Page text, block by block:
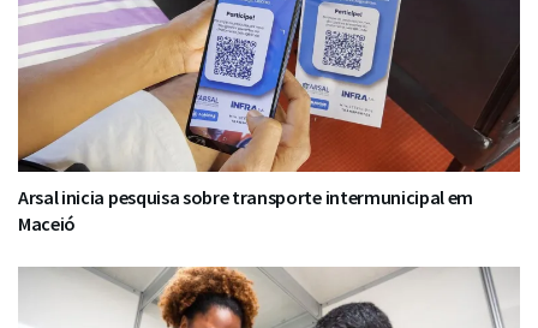
Arsal inicia pesquisa sobre transporte intermunicipal em
Maceió